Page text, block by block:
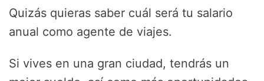
Quizás quieras saber cuál será tu salario
anual como agente de viajes.
Si vives en una gran ciudad, tendrás un